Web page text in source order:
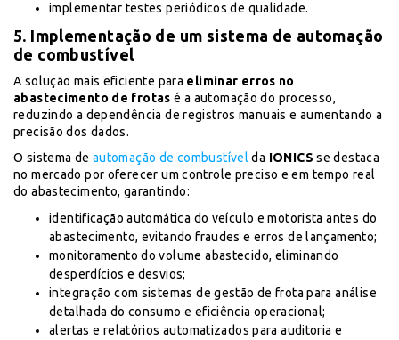
implementar testes periódicos de qualidade.
5. Implementação de um sistema de automação
de combustível
A solução mais eficiente para eliminar erros no
abastecimento de frotas é a automação do processo,
reduzindo a dependência de registros manuais e aumentando a
precisão dos dados.
O sistema de automação de combustível da IONICS se destaca
no mercado por oferecer um controle preciso e em tempo real
do abastecimento, garantindo:
identificação automática do veículo e motorista antes do
abastecimento, evitando fraudes e erros de lançamento;
monitoramento do volume abastecido, eliminando
desperdícios e desvios;
integração com sistemas de gestão de frota para análise
detalhada do consumo e eficiência operacional;
alertas e relatórios automatizados para auditoria e